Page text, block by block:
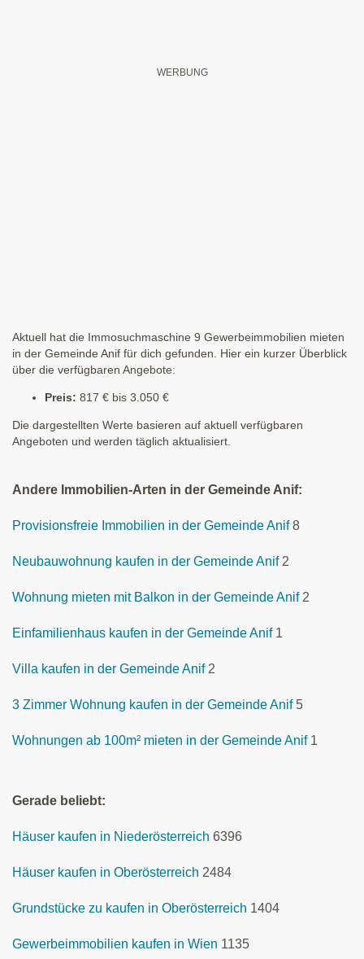
Aktuell hat die Immosuchmaschine 9 Gewerbeimmobilien mieten
in der Gemeinde Anif für dich gefunden. Hier ein kurzer Überblick
über die verfügbaren Angebote:
Preis: 817 € bis 3.050 €
Die dargestellten Werte basieren auf aktuell verfügbaren
Angeboten und werden täglich aktualisiert.
Andere Immobilien-Arten in der Gemeinde Anif:
Provisionsfreie Immobilien in der Gemeinde Anif 8
Neubauwohnung kaufen in der Gemeinde Anif 2
Wohnung mieten mit Balkon in der Gemeinde Anif 2
Einfamilienhaus kaufen in der Gemeinde Anif 1
Villa kaufen in der Gemeinde Anif 2
3 Zimmer Wohnung kaufen in der Gemeinde Anif 5
Wohnungen ab 100m² mieten in der Gemeinde Anif 1
Gerade beliebt:
Häuser kaufen in Niederösterreich 6396
Häuser kaufen in Oberösterreich 2484
Grundstücke zu kaufen in Oberösterreich 1404
Gewerbeimmobilien kaufen in Wien 1135